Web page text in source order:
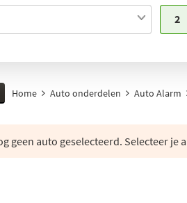
2
Home Auto onderdelen Auto Alarm
geen auto geselecteerd. Selecteer